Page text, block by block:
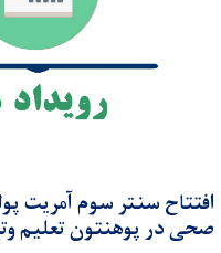
افتتاح سنتر سوم آمریت
صحی در پوهنتون تعلیم